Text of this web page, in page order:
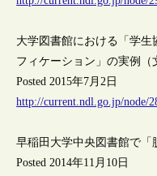
大学図書館における「学生
フィケーション」の実例（
Posted 2015年7月2日
http://current.ndl.go.jp/node/
早稲田大学中央図書館で「
Posted 2014年11月10日